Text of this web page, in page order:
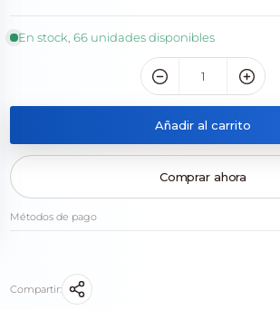
En stock, 66 unidades disponibles
Añadir al carrito
Comprar ahora
Métodos de pago
Compartir: